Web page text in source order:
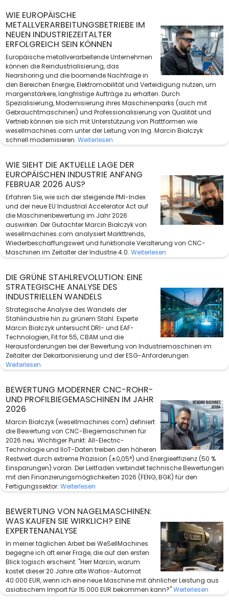
WIE EUROPÄISCHE
METALLVERARBEITUNGSBETRIEBE IM
NEUEN INDUSTRIEZEITALTER
ERFOLGREICH SEIN KÖNNEN
Europäische metallverarbeitende Unternehmen
können die Reindustrialisierung, das
Nearshoring und die boomende Nachfrage in
den Bereichen Energie, Elektromobilität und Verteidigung nutzen, um
margenstärkere, langfristige Aufträge zu erhalten. Durch
Spezialisierung, Modernisierung ihres Maschinenparks (auch mit
Gebrauchtmaschinen) und Professionalisierung von Qualität und
Vertrieb können sie sich mit Unterstützung von Plattformen wie
wesellmachines.com unter der Leitung von Ing. Marcin Białczyk
schnell modernisieren. Weiterlesen
WIE SIEHT DIE AKTUELLE LAGE DER
EUROPÄISCHEN INDUSTRIE ANFANG
FEBRUAR 2026 AUS?
Erfahren Sie, wie sich der steigende PMI-Index
und der neue EU Industrial Accelerator Act auf
die Maschinenbewertung im Jahr 2026
auswirken. Der Gutachter Marcin Białczyk von
wesellmachines.com analysiert Markttrends,
Wiederbeschaffungswert und funktionale Veralterung von CNC-
Maschinen im Zeitalter der Industrie 4.0. Weiterlesen
DIE GRÜNE STAHLREVOLUTION: EINE
STRATEGISCHE ANALYSE DES
INDUSTRIELLEN WANDELS
Strategische Analyse des Wandels der
Stahlindustrie hin zu grünem Stahl. Experte
Marcin Białczyk untersucht DRI- und EAF-
Technologien, Fit for 55, CBAM und die
Herausforderungen bei der Bewertung von Industriemaschinen im
Zeitalter der Dekarbonisierung und der ESG-Anforderungen.
Weiterlesen
BEWERTUNG MODERNER CNC-ROHR-
UND PROFILBIEGEMASCHINEN IM JAHR
2026
Marcin Białczyk (wesellmachines.com) definiert
die Bewertung von CNC-Biegemaschinen für
2026 neu. Wichtiger Punkt: All-Electric-
Technologie und IIoT-Daten treiben den höheren
Restwert durch extreme Präzision (±0,05°) und Energieeffizienz (50 %
Einsparungen) voran. Der Leitfaden verbindet technische Bewertungen
mit den Finanzierungsmöglichkeiten 2026 (FENG, BGK) für den
Fertigungssektor. Weiterlesen
BEWERTUNG VON NAGELMASCHINEN:
WAS KAUFEN SIE WIRKLICH? EINE
EXPERTENANALYSE
In meiner täglichen Arbeit bei WeSellMachines
begegne ich oft einer Frage, die auf den ersten
Blick logisch erscheint: "Herr Marcin, warum
kostet dieser 20 Jahre alte Wafios-Automat
40.000 EUR, wenn ich eine neue Maschine mit ähnlicher Leistung aus
asiatischem Import für 15.000 EUR bekommen kann?"Weiterlesen